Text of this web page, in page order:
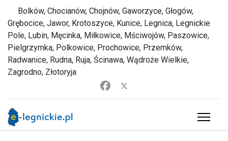
Bolków, Chocianów, Chojnów, Gaworzyce, Głogów,
Grębocice, Jawor, Krotoszyce, Kunice, Legnica, Legnickie
Pole, Lubin, Męcinka, Miłkowice, Mściwojów, Paszowice,
Pielgrzymka, Polkowice, Prochowice, Przemków,
Radwanice, Rudna, Ruja, Ścinawa, Wądroże Wielkie,
Zagrodno, Złotoryja